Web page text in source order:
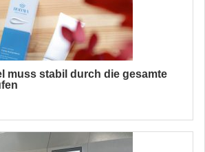
muss stabil durch die gesamte